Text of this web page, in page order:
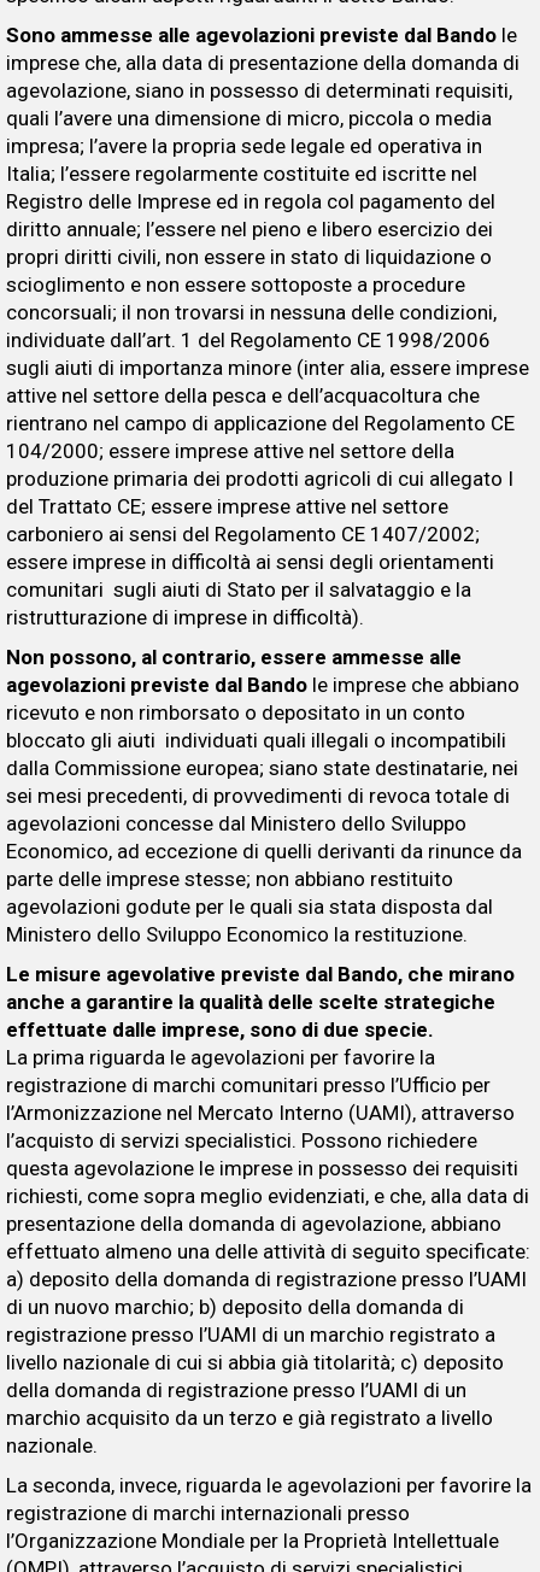
Sono ammesse alle agevolazioni previste dal Bando le
imprese che, alla data di presentazione della domanda di
agevolazione, siano in possesso di determinati requisiti,
quali l’avere una dimensione di micro, piccola o media
impresa; l’avere la propria sede legale ed operativa in
Italia; l’essere regolarmente costituite ed iscritte nel
Registro delle Imprese ed in regola col pagamento del
diritto annuale; l’essere nel pieno e libero esercizio dei
propri diritti civili, non essere in stato di liquidazione o
scioglimento e non essere sottoposte a procedure
concorsuali; il non trovarsi in nessuna delle condizioni,
individuate dall’art. 1 del Regolamento CE 1998/2006
sugli aiuti di importanza minore (inter alia, essere imprese
attive nel settore della pesca e dell’acquacoltura che
rientrano nel campo di applicazione del Regolamento CE
104/2000; essere imprese attive nel settore della
produzione primaria dei prodotti agricoli di cui allegato I
del Trattato CE; essere imprese attive nel settore
carboniero ai sensi del Regolamento CE 1407/2002;
essere imprese in difficoltà ai sensi degli orientamenti
comunitari sugli aiuti di Stato per il salvataggio e la
ristrutturazione di imprese in difficoltà).
Non possono, al contrario, essere ammesse alle
agevolazioni previste dal Bando le imprese che abbiano
ricevuto e non rimborsato o depositato in un conto
bloccato gli aiuti individuati quali illegali o incompatibili
dalla Commissione europea; siano state destinatarie, nei
sei mesi precedenti, di provvedimenti di revoca totale di
agevolazioni concesse dal Ministero dello Sviluppo
Economico, ad eccezione di quelli derivanti da rinunce da
parte delle imprese stesse; non abbiano restituito
agevolazioni godute per le quali sia stata disposta dal
Ministero dello Sviluppo Economico la restituzione.
Le misure agevolative previste dal Bando, che mirano
anche a garantire la qualità delle scelte strategiche
effettuate dalle imprese, sono di due specie.
La prima riguarda le agevolazioni per favorire la
registrazione di marchi comunitari presso l’Ufficio per
l’Armonizzazione nel Mercato Interno (UAMI), attraverso
l’acquisto di servizi specialistici. Possono richiedere
questa agevolazione le imprese in possesso dei requisiti
richiesti, come sopra meglio evidenziati, e che, alla data di
presentazione della domanda di agevolazione, abbiano
effettuato almeno una delle attività di seguito specificate:
a) deposito della domanda di registrazione presso l’UAMI
di un nuovo marchio; b) deposito della domanda di
registrazione presso l’UAMI di un marchio registrato a
livello nazionale di cui si abbia già titolarità; c) deposito
della domanda di registrazione presso l’UAMI di un
marchio acquisito da un terzo e già registrato a livello
nazionale.
La seconda, invece, riguarda le agevolazioni per favorire la
registrazione di marchi internazionali presso
l’Organizzazione Mondiale per la Proprietà Intellettuale